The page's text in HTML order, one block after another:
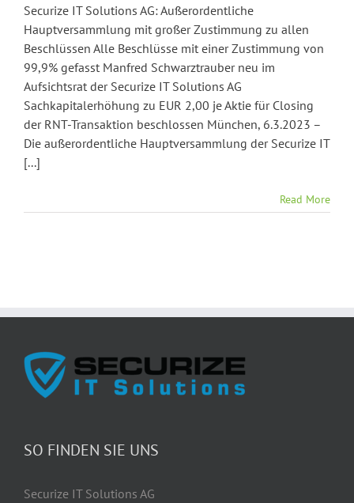
IT
Solutions
Hauptversammlung
mit
großer
Zustimmung
zu
Securize IT Solutions AG: Außerordentliche
Hauptversammlung mit großer Zustimmung zu allen
Beschlüssen Alle Beschlüsse mit einer Zustimmung von
99,9% gefasst Manfred Schwarztrauber neu im
Aufsichtsrat der Securize IT Solutions AG
Sachkapitalerhöhung zu EUR 2,00 je Aktie für Closing
der RNT-Transaktion beschlossen München, 6.3.2023 –
Die außerordentliche Hauptversammlung der Securize IT
[...]
Read More
SO FINDEN SIE UNS
Securize IT Solutions AG